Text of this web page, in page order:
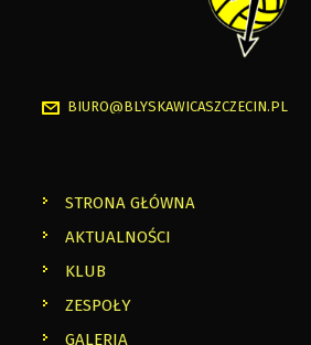
BIURO@BLYSKAWICASZCZECIN.PL
STRONA GŁÓWNA
AKTUALNOŚCI
KLUB
ZESPOŁY
GALERIA